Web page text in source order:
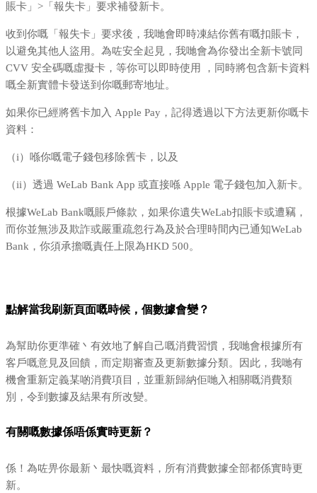
賬卡」>「報失卡」要求補發新卡。
收到你嘅「報失卡」要求後，我哋會即時凍結你舊有嘅扣賬卡，
以避免其他人盜用。為咗安全起見，我哋會為你發出全新卡號同
CVV 安全碼嘅虛擬卡，等你可以即時使用 ，同時將包含新卡資料
嘅全新實體卡發送到你嘅郵寄地址。
如果你已經將舊卡加入 Apple Pay，記得透過以下方法更新你嘅卡
資料：
（i）喺你嘅電子錢包移除舊卡，以及
（ii）透過 WeLab Bank App 或直接喺 Apple 電子錢包加入新卡。
根據WeLab Bank嘅賬戶條款，如果你遺失WeLab扣賬卡或遭竊，
而你並無涉及欺詐或嚴重疏忽行為及於合理時間內已通知WeLab
Bank，你須承擔嘅責任上限為HKD 500。
點解當我刷新頁面嘅時候，個數據會變？
為幫助你更準確丶有效地了解自己嘅消費習慣，我哋會根據所有
客戶嘅意見及回饋，而定期審查及更新數據分類。因此，我哋有
機會重新定義某啲消費項目，並重新歸納佢哋入相關嘅消費類
別，令到數據及結果有所改變。
有關嘅數據係唔係實時更新？
係！為咗畀你最新丶最快嘅資料，所有消費數據全部都係實時更
新。